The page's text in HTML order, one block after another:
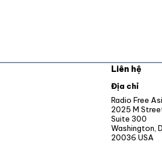
Liên hệ
Địa chỉ
Radio Free
2025 M
Suite 300
Washington,
20036 USA